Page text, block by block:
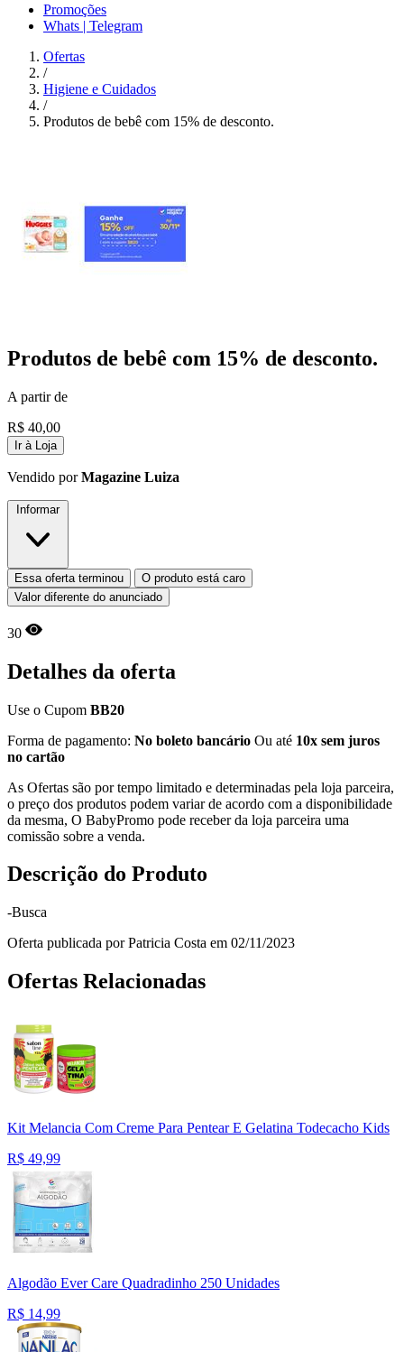
Promoções
Whats | Telegram
Ofertas
/
Higiene e Cuidados
/
Produtos de bebê com 15% de desconto.
Produtos de bebê com 15% de desconto.
A partir de
R$ 40,00
Ir à Loja
Vendido porMagazine Luiza
Informar
Essa oferta terminou
O produto está caro
Valor diferente do anunciado
30
Detalhes da oferta
Use o Cupom BB20
Forma de pagamento: No boleto bancário Ou até 10x sem juros
no cartão
As Ofertas são por tempo limitado e determinadas pela loja parceira,
o preço dos produtos podem variar de acordo com a disponibilidade
da mesma, O BabyPromo pode receber da loja parceira uma
comissão sobre a venda.
Descrição do Produto
-Busca
Oferta publicada por Patricia Costa em 02/11/2023
Ofertas Relacionadas
Kit Melancia Com Creme Para Pentear E Gelatina Todecacho Kids
R$ 49,99
Algodão Ever Care Quadradinho 250 Unidades
R$ 14,99